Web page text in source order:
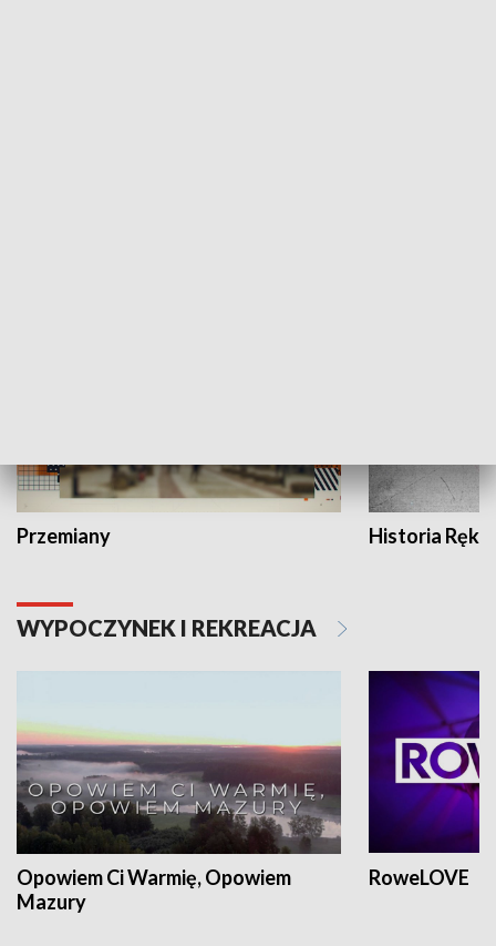
Przemiany Historia Ręką
WYPOCZYNEK I REKREACJA
Opowiem Ci Warmię, Opowiem
Mazury
RoweLOVE